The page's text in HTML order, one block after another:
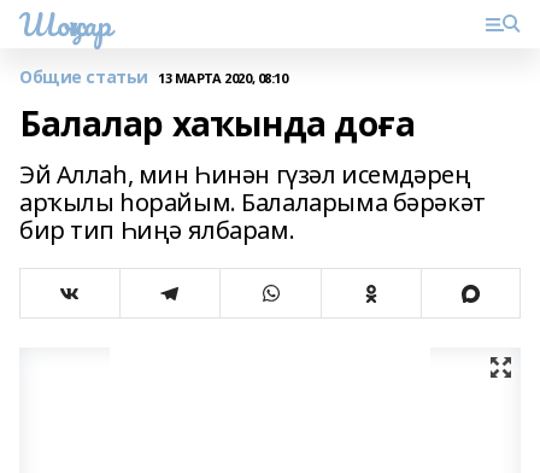
Шоңҡар
Общие статьи 13 МАРТА 2020, 08:10
Балалар хаҡында доға
Эй Аллаһ, мин Һинән гүзәл исемдәрең
арҡылы һорайым. Балаларыма бәрәкәт
бир тип Һиңә ялбарам.